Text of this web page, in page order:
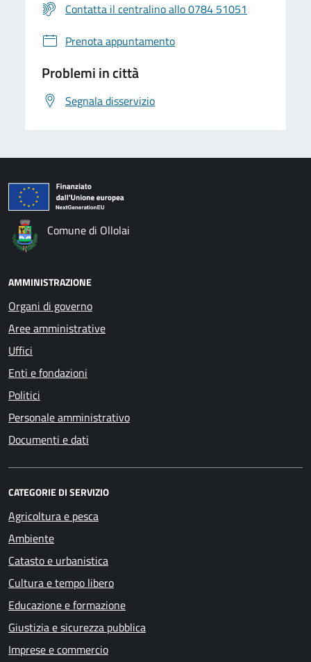
Contatta il centralino allo 0784 51051
Prenota appuntamento
Problemi in città
Segnala disservizio
Comune di Ollolai
AMMINISTRAZIONE
Organi di governo
Aree amministrative
Uffici
Enti e fondazioni
Politici
Personale amministrativo
Documenti e dati
CATEGORIE DI SERVIZIO
Agricoltura e pesca
Ambiente
Catasto e urbanistica
Cultura e tempo libero
Educazione e formazione
Giustizia e sicurezza pubblica
Imprese e commercio